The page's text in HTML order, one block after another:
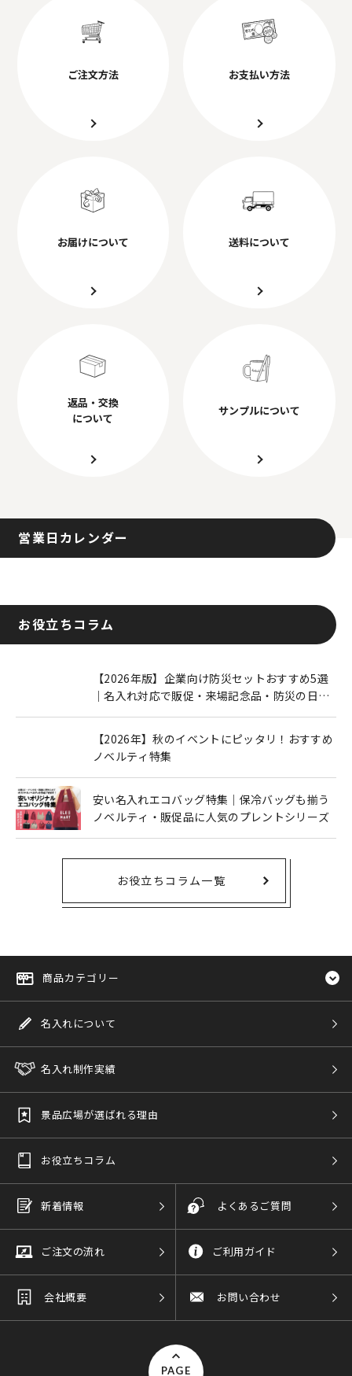
ご注文方法 お支払い方法
お届けについて 送料について
返品・交換
について
サンプルについて
営業日カレンダー
お役立ちコラム
【2026年版】企業向け防災セットおすすめ5選
｜名入れ対応で販促・来場記念品・防災の日に
【2026年】秋のイベントにピッタリ！おすすめ
ノベルティ特集
安い名入れエコバッグ特集｜保冷バッグも揃う
ノベルティ・販促品に人気のプレントシリーズ
お役立ちコラム一覧
商品カテゴリー
名入れについて
名入れ制作実績
景品広場が選ばれる理由
お役立ちコラム
新着情報 よくあるご質問
ご注文の流れ ご利用ガイド
会社概要 お問い合わせ
PAGE